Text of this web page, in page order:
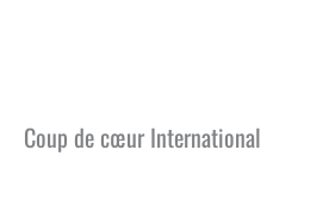
Coup de cœur International